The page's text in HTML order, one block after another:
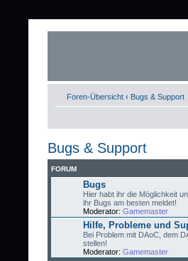
Foren-Übersicht ‹ Bugs & Support
Bugs & Support
FORUM
Bugs
Hier habt ihr die Möglichkeit
ihr Bugs am besten meldet!
Moderator: Gamemaster
Hilfe, Probleme und
Bei Problem mit DAoC, dem
stellen!
Moderator: Gamemaster